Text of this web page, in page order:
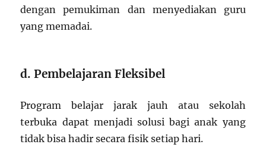
dengan pemukiman dan menyediakan guru
yang memadai.
d. Pembelajaran Fleksibel
Program belajar jarak jauh atau sekolah
terbuka dapat menjadi solusi bagi anak yang
tidak bisa hadir secara fisik setiap hari.